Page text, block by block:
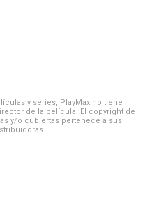
y series, PlayMax no tiene
de la película. El copyright de
y/o cubiertas pertenece a sus